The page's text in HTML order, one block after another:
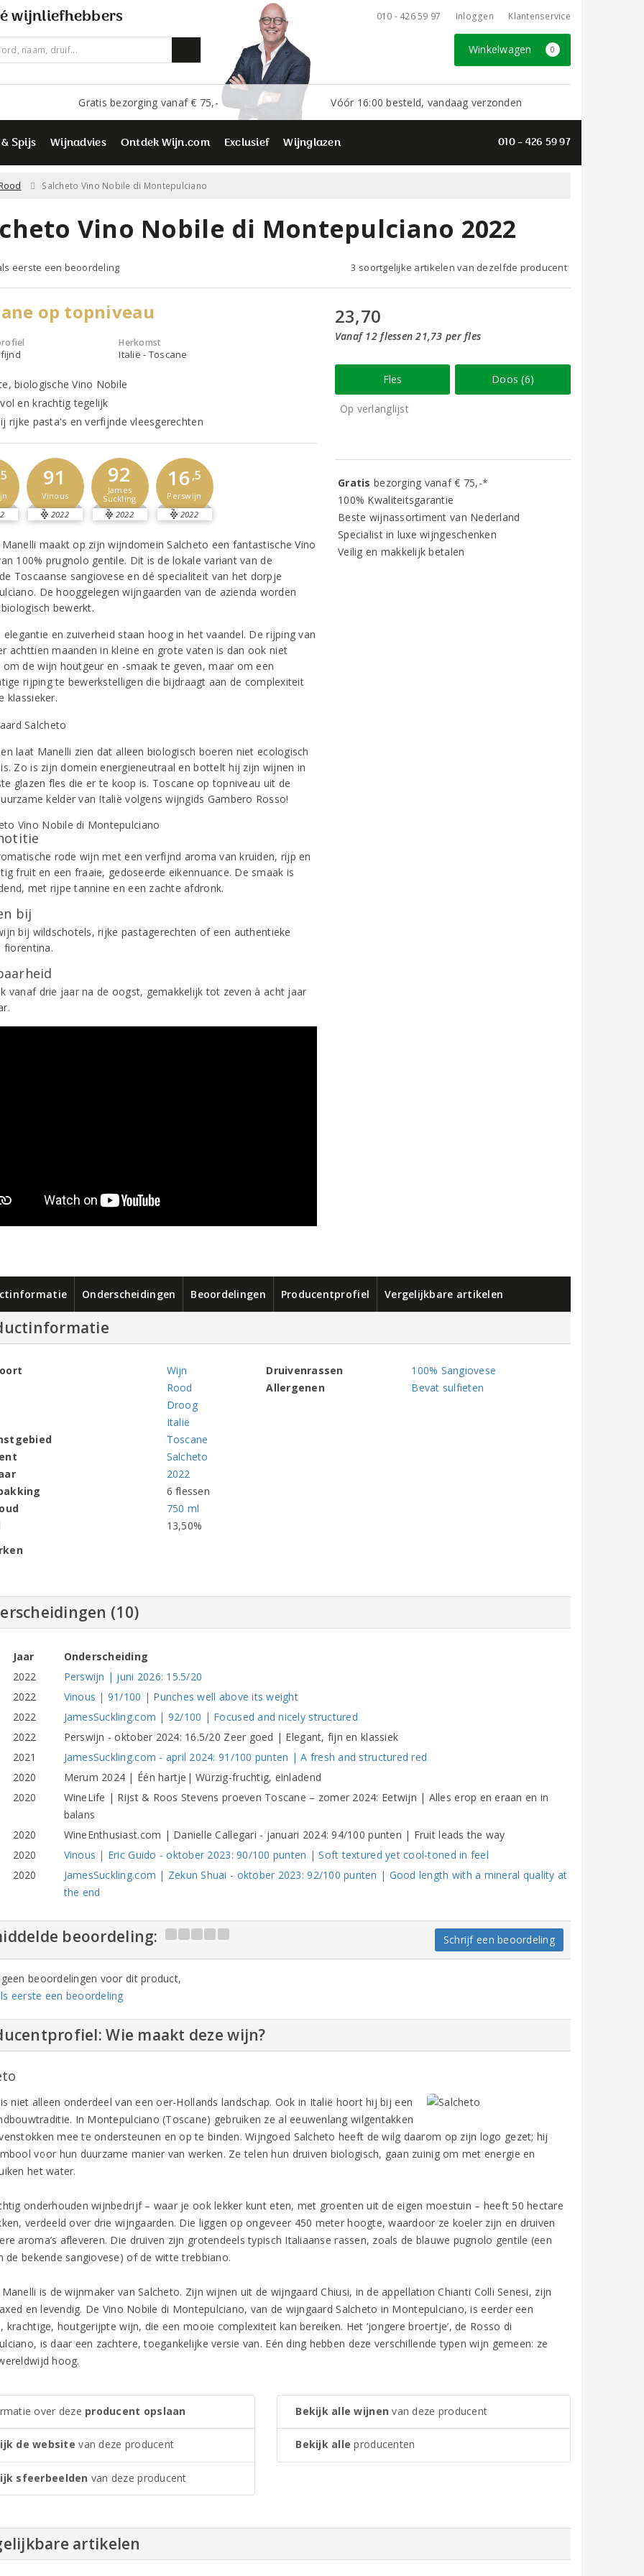
wijnliefhebbers 010 - 426 59 97 Inloggen Klantenservice
Winkelwagen 0
Gratis bezorging vanaf € 75,- Vóór 16:00 besteld, vandaag verzonden
Spijs Wijnadvies Ontdek Wijn.com Exclusief Wijnglazen 010 - 426 59 97
Salcheto Vino Nobile di Montepulciano
Vino Nobile di Montepulciano 2022
eerste een beoordeling 3 soortgelijke artikelen van dezelfde producent
op topniveau
Herkomst
Italië - Toscane
biologische Vino Nobile
en krachtig tegelijk
rijke pasta's en verfijnde vleesgerechten
91
Vinous
2022
92
James
Suckling
2022
16,5
Perswijn
2022
maakt op zijn wijndomein Salcheto een fantastische Vino
100% prugnolo gentile. Dit is de lokale variant van de
Toscaanse sangiovese en dé specialiteit van het dorpje
De hooggelegen wijngaarden van de azienda worden
bewerkt.
elegantie en zuiverheid staan hoog in het vaandel. De rijping van
achttien maanden in kleine en grote vaten is dan ook niet
om de wijn houtgeur en -smaak te geven, maar om een
rijping te bewerkstelligen die bijdraagt aan de complexiteit
klassieker.
laat Manelli zien dat alleen biologisch boeren niet ecologisch
Zo is zijn domein energieneutraal en bottelt hij zijn wijnen in
glazen fles die er te koop is. Toscane op topniveau uit de
kelder van Italië volgens wijngids Gambero Rosso!
rode wijn met een verfijnd aroma van kruiden, rijp en
fruit en een fraaie, gedoseerde eikennuance. De smaak is
met rijpe tannine en een zachte afdronk.
bij
bij wildschotels, rijke pastagerechten of een authentieke
fiorentina.
vanaf drie jaar na de oogst, gemakkelijk tot zeven à acht jaar
23,70
Vanaf 12 flessen 21,73 per fles
Fles Doos (6)
Op verlanglijst
Gratisbezorging vanaf € 75,-*
100% Kwaliteitsgarantie
Beste wijnassortiment van Nederland
Specialist in luxe wijngeschenken
Veilig en makkelijk betalen
Onderscheidingen Beoordelingen Producentprofiel Vergelijkbare artikelen
Wijn
Rood
Droog
Italië
Toscane
Salcheto
2022
6 flessen
750 ml
13,50%
Druivenrassen
100% Sangiovese
Allergenen
Bevat sulfieten
(10)
Jaar
Onderscheiding
2022
Perswijn | juni 2026: 15.5/20
2022
Vinous | 91/100 | Punches well above its weight
2022
JamesSuckling.com | 92/100 | Focused and nicely structured
2022
Perswijn - oktober 2024: 16.5/20 Zeer goed | Elegant, fijn en klassiek
2021
JamesSuckling.com - april 2024: 91/100 punten | A fresh and structured red
2020
Merum 2024 | Één hartje| Würzig-fruchtig, einladend
2020
WineLife | Rijst & Roos Stevens proeven Toscane – zomer 2024: Eetwijn | Alles erop en eraan en in
balans
2020
WineEnthusiast.com | Danielle Callegari - januari 2024: 94/100 punten | Fruit leads the way
2020
Vinous | Eric Guido - oktober 2023: 90/100 punten | Soft textured yet cool-toned in feel
2020
JamesSuckling.com | Zekun Shuai - oktober 2023: 92/100 punten | Good length with a mineral quality at
the end
beoordeling: Schrijf een beoordeling
beoordelingen voor dit product,
eerste een beoordeling
Wie maakt deze wijn?
niet alleen onderdeel van een oer-Hollands landschap. Ook in Italië hoort hij bij een
In Montepulciano (Toscane) gebruiken ze al eeuwenlang wilgentakken
mee te ondersteunen en op te binden. Wijngoed Salcheto heeft de wilg daarom op zijn logo gezet; hij
voor hun duurzame manier van werken. Ze telen hun druiven biologisch, gaan zuinig om met energie en
het water.
onderhouden wijnbedrijf – waar je ook lekker kunt eten, met groenten uit de eigen moestuin – heeft 50 hectare
verdeeld over drie wijngaarden. Die liggen op ongeveer 450 meter hoogte, waardoor ze koeler zijn en druiven
aroma’s afleveren. Die druiven zijn grotendeels typisch Italiaanse rassen, zoals de blauwe pugnolo gentile (een
de bekende sangiovese) of de witte trebbiano.
is de wijnmaker van Salcheto. Zijn wijnen uit de wijngaard Chiusi, in de appellation Chianti Colli Senesi, zijn
en levendig. De Vino Nobile di Montepulciano, van de wijngaard Salcheto in Montepulciano, is eerder een
krachtige, houtgerijpte wijn, die een mooie complexiteit kan bereiken. Het ‘jongere broertje’, de Rosso di
is daar een zachtere, toegankelijke versie van. Eén ding hebben deze verschillende typen wijn gemeen: ze
hoog.
over deze producent opslaan
de website van deze producent
sfeerbeelden van deze producent
Bekijk alle wijnen van deze producent
Bekijk alle producenten
artikelen